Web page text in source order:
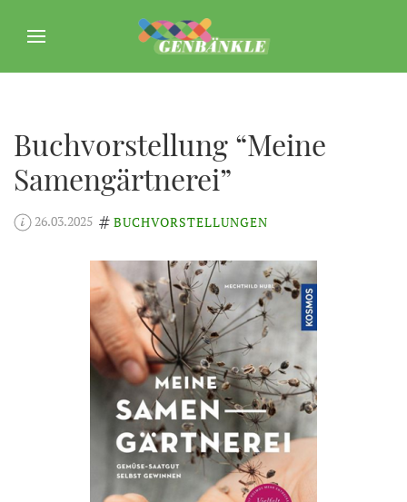
Buchvorstellung “Meine
Samengärtnerei”
26.03.2025 BUCHVORSTELLUNGEN